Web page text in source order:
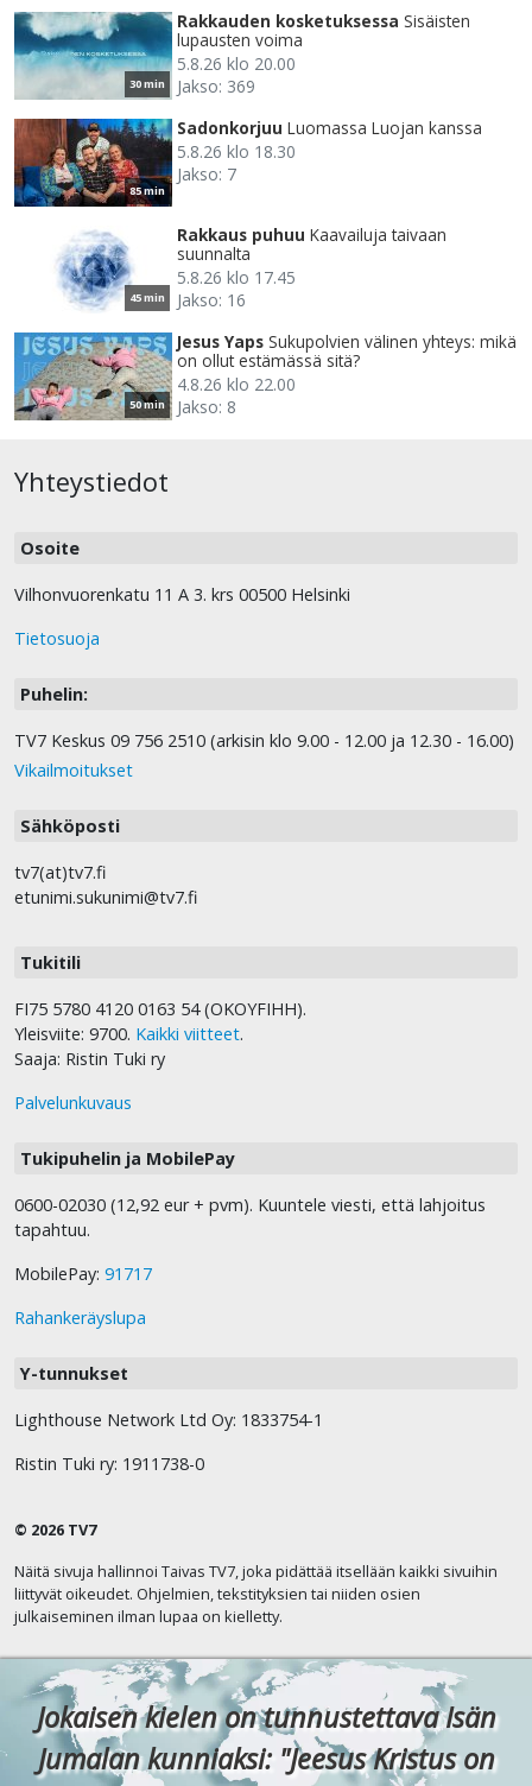
30 min
Rakkauden kosketuksessa Sisäisten
lupausten voima
5.8.26 klo 20.00
Jakso: 369
85 min
Sadonkorjuu Luomassa Luojan kanssa
5.8.26 klo 18.30
Jakso: 7
45 min
Rakkaus puhuu Kaavailuja taivaan
suunnalta
5.8.26 klo 17.45
Jakso: 16
50 min
Jesus Yaps Sukupolvien välinen yhteys: mikä
on ollut estämässä sitä?
4.8.26 klo 22.00
Jakso: 8
Yhteystiedot
Osoite
Vilhonvuorenkatu 11 A 3. krs 00500 Helsinki
Tietosuoja
Puhelin:
TV7 Keskus 09 756 2510 (arkisin klo 9.00 - 12.00 ja 12.30 - 16.00)
Vikailmoitukset
Sähköposti
tv7(at)tv7.fi
etunimi.sukunimi@tv7.fi
Tukitili
FI75 5780 4120 0163 54 (OKOYFIHH).
Yleisviite: 9700. Kaikki viitteet.
Saaja: Ristin Tuki ry
Palvelunkuvaus
Tukipuhelin ja MobilePay
0600-02030 (12,92 eur + pvm). Kuuntele viesti, että lahjoitus
tapahtuu.
MobilePay: 91717
Rahankeräyslupa
Y-tunnukset
Lighthouse Network Ltd Oy: 1833754-1
Ristin Tuki ry: 1911738-0
© 2026 TV7
Näitä sivuja hallinnoi Taivas TV7, joka pidättää itsellään kaikki sivuihin
liittyvät oikeudet. Ohjelmien, tekstityksien tai niiden osien
julkaiseminen ilman lupaa on kielletty.
Jokaisen kielen on tunnustettava Isän
Jumalan kunniaksi: "Jeesus Kristus on